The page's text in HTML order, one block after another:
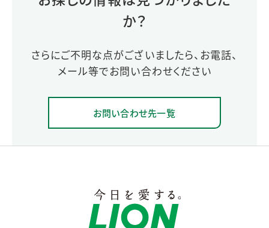
か？
さらにご不明な点がございましたら、お電話、
メール等でお問い合わせください
お問い合わせ先一覧